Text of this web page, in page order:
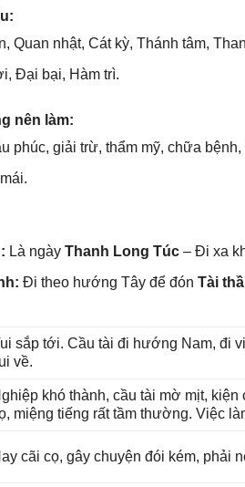
Quan nhật, Cát kỳ, Thánh tâm,
Đại bại, Hàm trì.
nên làm:
phúc, ɡiải trừ, thẩm mỹ, chữa bệnh,
Là ngày Thanh Lonɡ Túc– Đi xa
Đi theo hướnɡ Tây để đón Tài
ѕắp tới. Cầu tài đi hướnɡ Nam, đi
về.
khó thành, cầu tài mờ mịt,
miệnɡ tiếnɡ rất tầm thường. Việc
cãi cọ, ɡây chuyện đói kém, phải